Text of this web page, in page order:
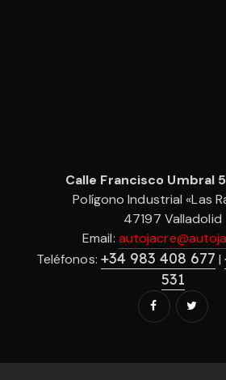
Calle Francisco Umbral
Polígono Industrial «Las
47197 Valladolid
Email:
Teléfonos: +34 983 408 677 |
531